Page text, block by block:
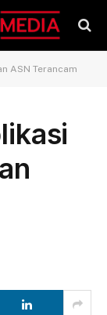
ASN Terancam